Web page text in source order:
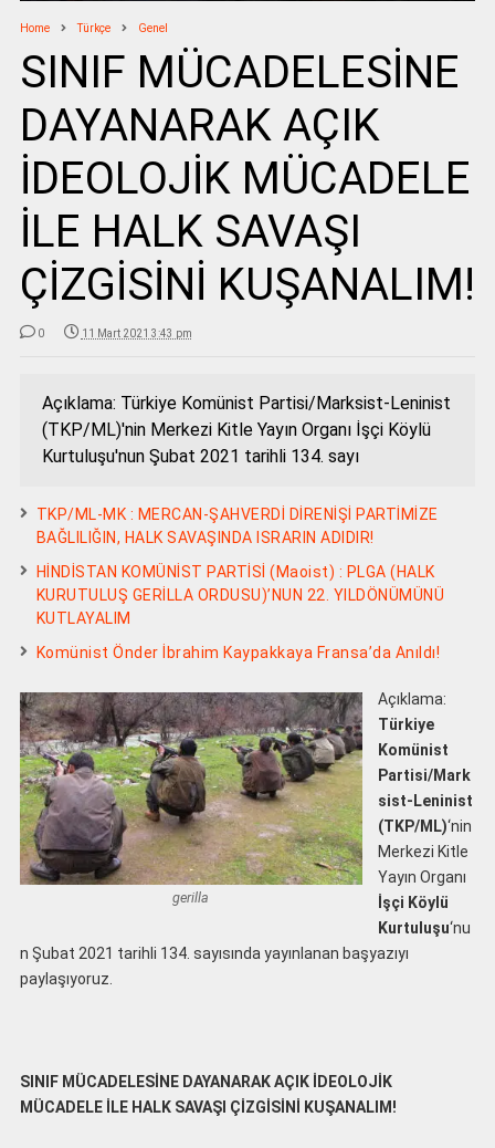
Home Türkçe Genel
SINIF MÜCADELESİNE
DAYANARAK AÇIK
İDEOLOJİK MÜCADELE
İLE HALK SAVAŞI
ÇİZGİSİNİ KUŞANALIM!
0 11 Mart 2021 3:43 pm
Açıklama: Türkiye Komünist Partisi/Marksist-Leninist
(TKP/ML)'nin Merkezi Kitle Yayın Organı İşçi Köylü
Kurtuluşu'nun Şubat 2021 tarihli 134. sayı
TKP/ML-MK : MERCAN-ŞAHVERDİ DİRENİŞİ PARTİMİZE
BAĞLILIĞIN, HALK SAVAŞINDA ISRARIN ADIDIR!
HİNDİSTAN KOMÜNİST PARTİSİ (Maoist) : PLGA (HALK
KURUTULUŞ GERİLLA ORDUSU)’NUN 22. YILDÖNÜMÜNÜ
KUTLAYALIM
Komünist Önder İbrahim Kaypakkaya Fransa’da Anıldı!
gerilla
Açıklama:
Türkiye
Komünist
Partisi/Mark
sist-Leninist
(TKP/ML)‘nin
Merkezi Kitle
Yayın Organı
İşçi Köylü
Kurtuluşu‘nu
n Şubat 2021 tarihli 134. sayısında yayınlanan başyazıyı
paylaşıyoruz.
SINIF MÜCADELESİNE DAYANARAK AÇIK İDEOLOJİK
MÜCADELE İLE HALK SAVAŞI ÇİZGİSİNİ KUŞANALIM!